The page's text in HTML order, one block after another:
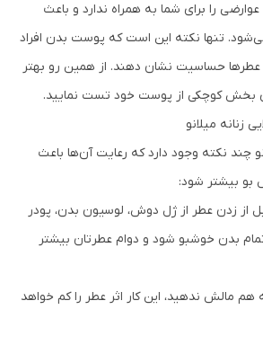
عوارضی را برای شما به همراه ندارد و باعث
تنها نکته این است که پوست بدن افراد
حساسیت نشان دهند. از همین رو بهتر
بخش کوچکی از پوست خود تست نمایید.
زنانه میلانو
چند نکته وجود دارد که رعایت آن‌ها باعث
بو بیشتر شود:
از زدن عطر از ژل دوش، لوسیون بدن، پودر
بدن خوشبو شود و دوام عطرتان بیشتر
هم مالش ندهید، این کار اثر عطر را کم خواهد